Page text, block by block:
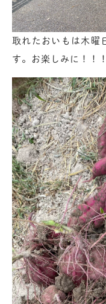
取れたおいもは木曜
す。お楽しみに！！！